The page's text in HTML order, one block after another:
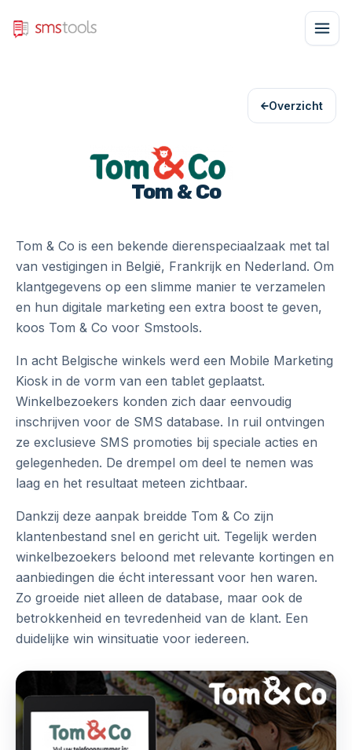
Overzicht
Tom & Co
Tom & Co is een bekende dierenspeciaalzaak met tal
van vestigingen in België, Frankrijk en Nederland. Om
klantgegevens op een slimme manier te verzamelen
en hun digitale marketing een extra boost te geven,
koos Tom & Co voor Smstools.
In acht Belgische winkels werd een Mobile Marketing
Kiosk in de vorm van een tablet geplaatst.
Winkelbezoekers konden zich daar eenvoudig
inschrijven voor de SMS database. In ruil ontvingen
ze exclusieve SMS promoties bij speciale acties en
gelegenheden. De drempel om deel te nemen was
laag en het resultaat meteen zichtbaar.
Dankzij deze aanpak breidde Tom & Co zijn
klantenbestand snel en gericht uit. Tegelijk werden
winkelbezoekers beloond met relevante kortingen en
aanbiedingen die écht interessant voor hen waren.
Zo groeide niet alleen de database, maar ook de
betrokkenheid en tevredenheid van de klant. Een
duidelijke win winsituatie voor iedereen.